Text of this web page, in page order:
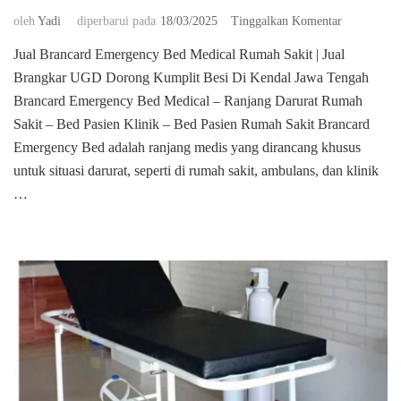
oleh Yadi diperbarui pada 18/03/2025 Tinggalkan Komentarpada
Brancard
Emergency
Bed
Rumah
Sakit
Di
Jual Brancard Emergency Bed Medical Rumah Sakit | Jual
Brangkar UGD Dorong Kumplit Besi Di Kendal Jawa Tengah
Brancard Emergency Bed Medical – Ranjang Darurat Rumah
Sakit – Bed Pasien Klinik – Bed Pasien Rumah Sakit Brancard
Emergency Bed adalah ranjang medis yang dirancang khusus
untuk situasi darurat, seperti di rumah sakit, ambulans, dan klinik
…